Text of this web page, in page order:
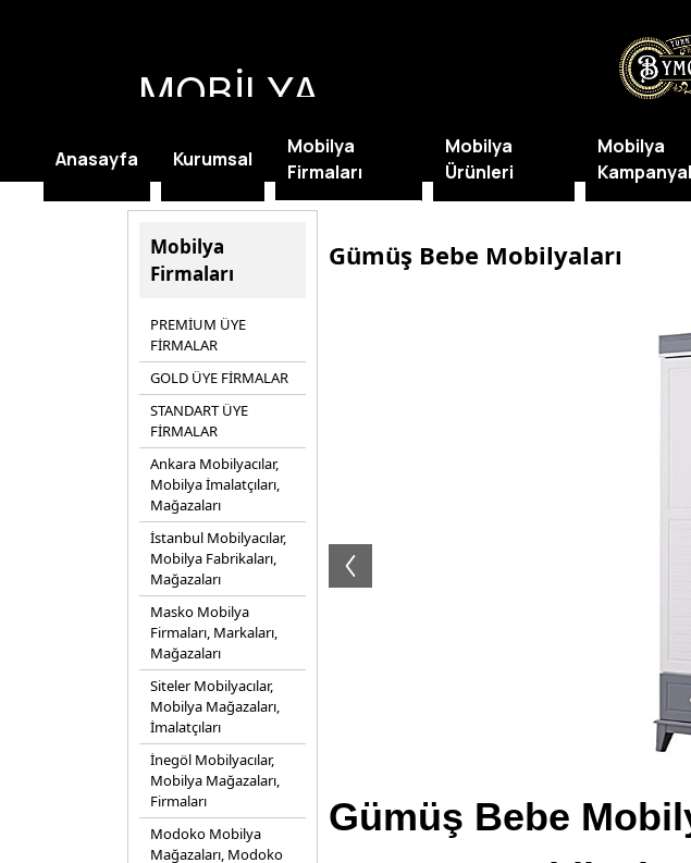
Mobilya
Firmaları
PREMİUM ÜYE
FİRMALAR
GOLD ÜYE FİRMALAR
STANDART ÜYE
FİRMALAR
Ankara Mobilyacılar,
Mobilya İmalatçıları,
Mağazaları
İstanbul Mobilyacılar,
Mobilya Fabrikaları,
Mağazaları
Masko Mobilya
Firmaları, Markaları,
Mağazaları
Siteler Mobilyacılar,
Mobilya Mağazaları,
İmalatçıları
İnegöl Mobilyacılar,
Mobilya Mağazaları,
Firmaları
Modoko Mobilya
Mağazaları, Modoko
Gümüş Bebe Mobilyaları
Gümüş Bebe
MOBİLYA
KAMPANYALARI
Anasayfa Kurumsal
Mobilya
Firmaları
Mobilya
Ürünleri
Mobilya